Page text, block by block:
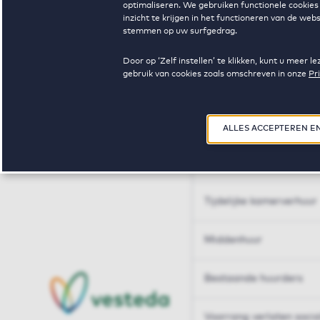
optimaliseren. We gebruiken functionele
inzicht te krijgen in het functioneren van de
stemmen op uw surfgedrag.
Door op ‘Zelf instellen’ te klikken, kunt u meer
gebruik van cookies zoals omschreven in onze
ALLES ACCEPTEREN
Huren op maat
Tijdelijke kamerverhuur
Middenhuur
Bestaande huurders
Voorrang verlaten